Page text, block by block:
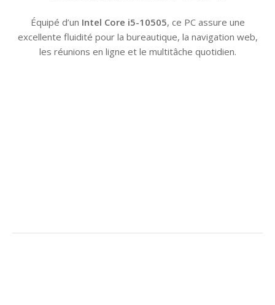
Équipé d’un Intel Core i5-10505, ce PC assure une
excellente fluidité pour la bureautique, la navigation web,
les réunions en ligne et le multitâche quotidien.